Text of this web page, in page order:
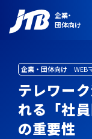
企業・
団体向け
企業・団体向け WEB
テレワー
れる「社
の重要性